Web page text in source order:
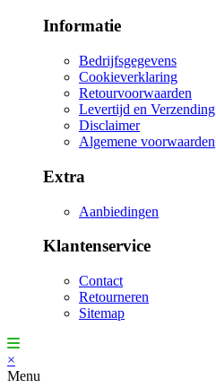
Informatie
Bedrijfsgegevens
Cookieverklaring
Retourvoorwaarden
Levertijd en Verzending
Disclaimer
Algemene voorwaarden
Extra
Aanbiedingen
Klantenservice
Contact
Retourneren
Sitemap
×
Menu